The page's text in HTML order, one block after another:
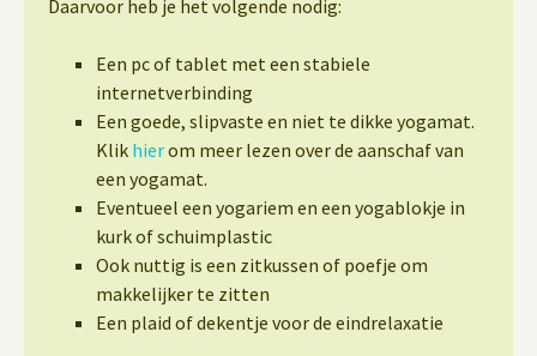
Daarvoor heb je het volgende nodig:
Een pc of tablet met een stabiele
internetverbinding
Een goede, slipvaste en niet te dikke yogamat.
Klik hierom meer lezen over de aanschaf van
een yogamat.
Eventueel een yogariem en een yogablokje in
kurk of schuimplastic
Ook nuttig is een zitkussen of poefje om
makkelijker te zitten
Een plaid of dekentje voor de eindrelaxatie